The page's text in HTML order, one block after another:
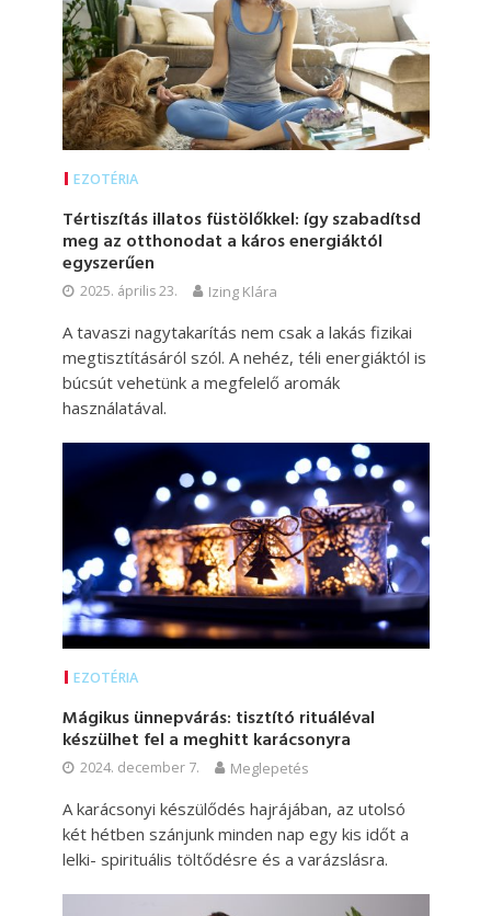
EZOTÉRIA
Tértiszítás illatos füstölőkkel: így szabadítsd
meg az otthonodat a káros energiáktól
egyszerűen
2025. április 23. Izing Klára
A tavaszi nagytakarítás nem csak a lakás fizikai
megtisztításáról szól. A nehéz, téli energiáktól is
búcsút vehetünk a megfelelő aromák
használatával.
EZOTÉRIA
Mágikus ünnepvárás: tisztító rituáléval
készülhet fel a meghitt karácsonyra
2024. december 7. Meglepetés
A karácsonyi készülődés hajrájában, az utolsó
két hétben szánjunk minden nap egy kis időt a
lelki- spirituális töltődésre és a varázslásra.